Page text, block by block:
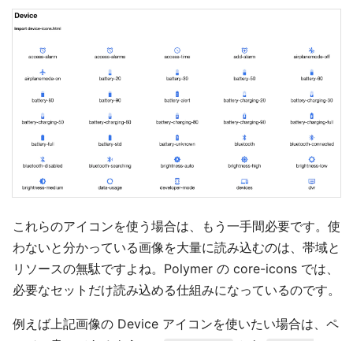
これらのアイコンを使う場合は、もう一手間必要です。使
わないと分かっている画像を大量に読み込むのは、帯域と
リソースの無駄ですよね。Polymer の core-icons では、
必要なセットだけ読み込める仕組みになっているのです。
例えば上記画像の Device アイコンを使いたい場合は、ペ